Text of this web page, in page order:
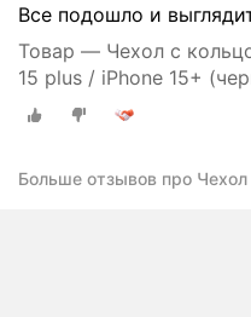
Все подошло и
Товар — Чехол с
15 plus / iPhone 15+
Больше отзывов про